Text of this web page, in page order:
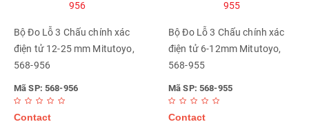
Bộ Đo Lỗ 3 Chấu chính xác
điện tử 12-25 mm Mitutoyo,
568-956
Mã SP: 568-956
Contact
Bộ Đo Lỗ 3 Chấu chính xác
điện tử 6-12mm Mitutoyo,
568-955
Mã SP: 568-955
Contact